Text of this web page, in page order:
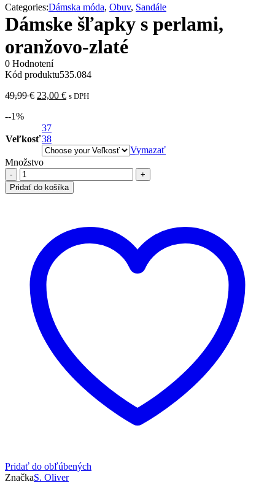
Categories:Dámska móda, Obuv, Sandále
Dámske šľapky s perlami,
oranžovo-zlaté
0 Hodnotení
Kód produktu535.084
49,99€ Pôvodná
49,99 €.
23,00 €Aktuálna
s DPH
--1%
Veľkosť
37
38
Vymazať
Množstvo
množstvo
Dámske
šľapky
Pridať do košíka
Pridať do obľúbených
ZnačkaS. Oliver